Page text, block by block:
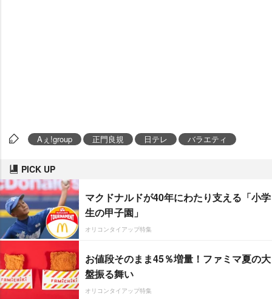
Aぇ!group 正門良規 日テレ バラエティ
PICK UP
マクドナルドが40年にわたり支える「小学
生の甲子園」
オリコンタイアップ特集
お値段そのまま45％増量！ファミマ夏の大
盤振る舞い
オリコンタイアップ特集